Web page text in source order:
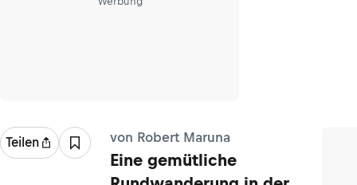
Teilen von Robert Maruna
Eine gemütliche